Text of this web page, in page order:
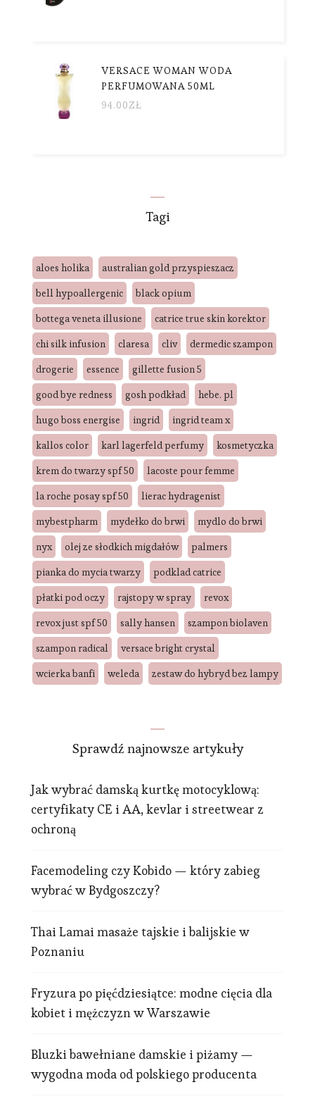
VERSACE WOMAN WODA
PERFUMOWANA 50ML
94.00ZŁ
Tagi
aloes holika
australian gold przyspieszacz
bell hypoallergenic
black opium
bottega veneta illusione
catrice true skin korektor
chi silk infusion
claresa cliv
dermedic szampon
drogerie
essence
gillette fusion 5
good bye redness
gosh podkład
hebe. pl
hugo boss energise
ingrid
ingrid team x
kallos color
karl lagerfeld perfumy
kosmetyczka
krem do twarzy spf 50
lacoste pour femme
la roche posay spf 50
lierac hydragenist
mybestpharm
mydełko do brwi
mydlo do brwi
nyx
olej ze słodkich migdałów
palmers
pianka do mycia twarzy
podklad catrice
płatki pod oczy
rajstopy w spray
revox
revox just spf 50
sally hansen
szampon biolaven
szampon radical
versace bright crystal
wcierka banfi
weleda zestaw do hybryd bez lampy
Sprawdź najnowsze artykuły
Jak wybrać damską kurtkę motocyklową:
certyfikaty CE i AA, kevlar i streetwear z
ochroną
Facemodeling czy Kobido — który zabieg
wybrać w Bydgoszczy?
Thai Lamai masaże tajskie i balijskie w
Poznaniu
Fryzura po pięćdziesiątce: modne cięcia dla
kobiet i mężczyzn w Warszawie
Bluzki bawełniane damskie i piżamy —
wygodna moda od polskiego producenta